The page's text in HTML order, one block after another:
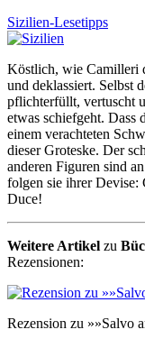
Sizilien-Lesetipps
Köstlich, wie Camilleri
und deklassiert. Selbst
pflichterfüllt, vertuscht
etwas schiefgeht. Dass
einem verachteten
dieser Groteske. Der
anderen Figuren sind
folgen sie ihrer
Duce!
Weitere Artikel zu
Rezensionen:
Rezension zu »»Salvo